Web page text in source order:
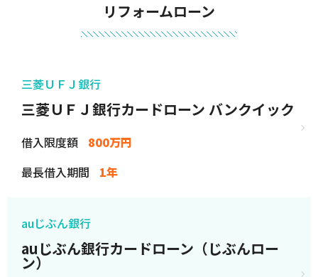
リフォームローン
三菱ＵＦＪ銀行
三菱ＵＦＪ銀行カードローン バンクイック
借入限度額
800万円
最長借入期間
1年
auじぶん銀行
auじぶん銀行カードローン（じぶんロー
ン）